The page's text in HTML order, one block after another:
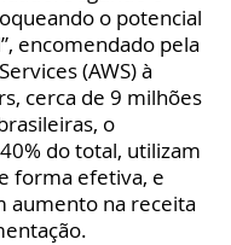
o potencial
encomendado pela
(AWS) à
cerca de 9 milhões
o
do total, utilizam
forma efetiva, e
aumento na receita